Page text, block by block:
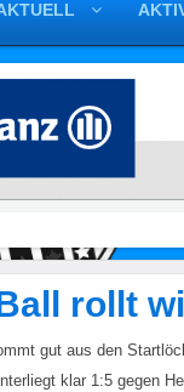
rollt
gut aus den
klar 1:5 gegen